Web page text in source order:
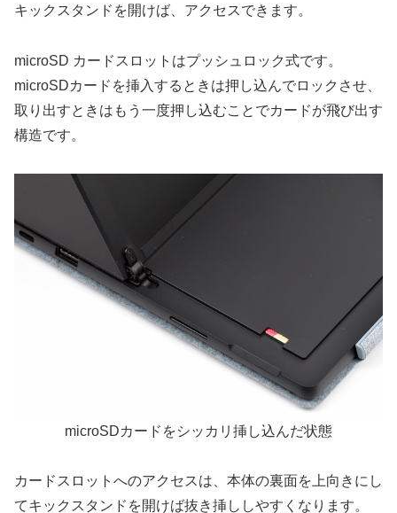
キックスタンドを開けば、アクセスできます。
microSD カードスロットはプッシュロック式です。
microSDカードを挿入するときは押し込んでロックさせ、
取り出すときはもう一度押し込むことでカードが飛び出す
構造です。
microSDカードをシッカリ挿し込んだ状態
カードスロットへのアクセスは、本体の裏面を上向きにし
てキックスタンドを開けば抜き挿ししやすくなります。